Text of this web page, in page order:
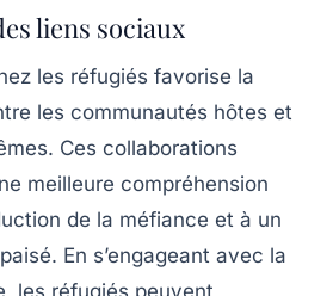
liens sociaux
les réfugiés favorise la
les communautés hôtes et
Ces collaborations
meilleure compréhension
de la méfiance et à un
En s’engageant avec la
les réfugiés peuvent